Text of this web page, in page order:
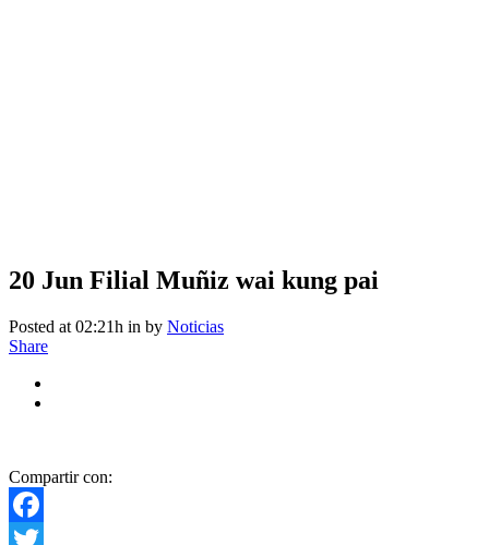
20 Jun Filial Muñiz wai kung pai
Posted at 02:21h in by Noticias
Share
Compartir con:
Facebook